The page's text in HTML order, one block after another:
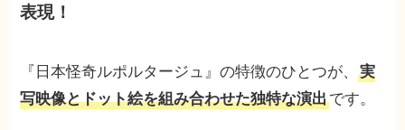
表現！
『日本怪奇ルポルタージュ』の特徴のひとつが、実
写映像とドット絵を組み合わせた独特な演出です。